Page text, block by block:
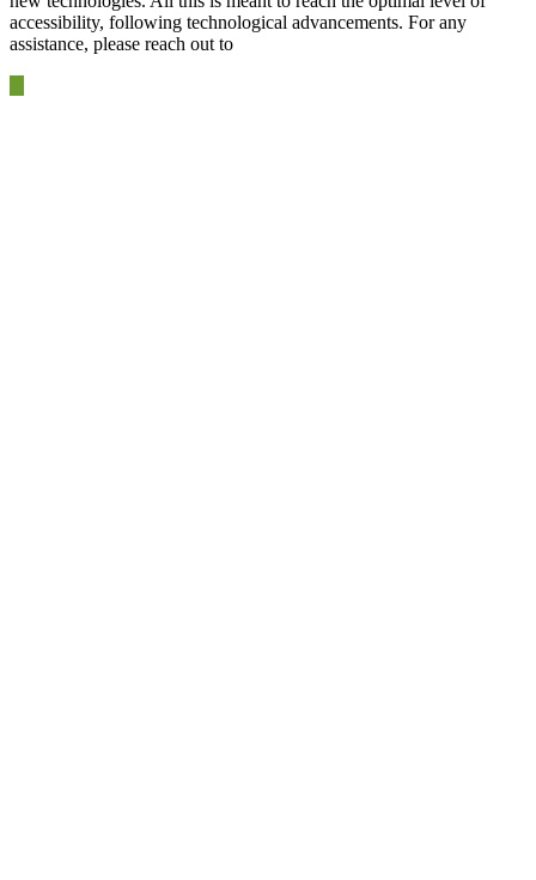
accessibility, following technological advancements. For any
assistance, please reach out to